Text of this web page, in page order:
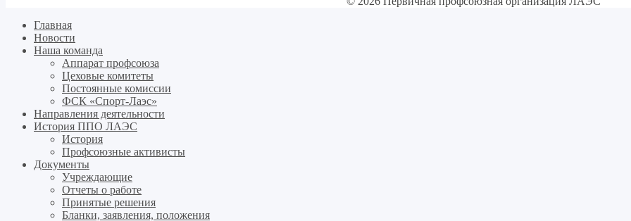
Главная
Новости
Наша команда
Аппарат профсоюза
Цеховые комитеты
Постоянные комиссии
ФСК «Спорт-Лаэс»
Направления деятельности
История ППО ЛАЭС
История
Профсоюзные активисты
Документы
Учреждающие
Отчеты о работе
Принятые решения
Бланки, заявления, положения